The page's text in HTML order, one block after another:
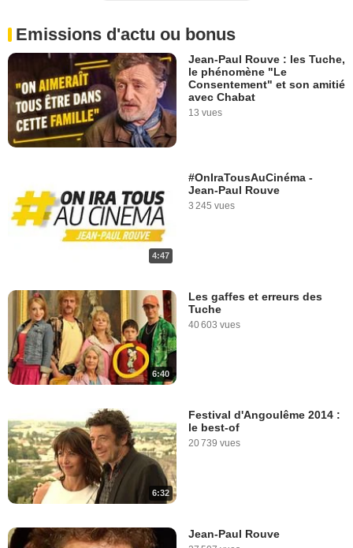
6:33
émouvoir..."
2 243 vues
5:41
Rencontre avec une équipe
1:30
4:28
Emissions d'actu ou bonus
Jean-Paul Rouve : les Tuche,
le phénomène "Le
Consentement" et son amitié
avec Chabat
13 vues
4:47
#OnIraTousAuCinéma -
Jean-Paul Rouve
3 245 vues
6:40
Les gaffes et erreurs des
Tuche
40 603 vues
6:32
Festival d'Angoulême 2014 :
le best-of
20 739 vues
Jean-Paul Rouve